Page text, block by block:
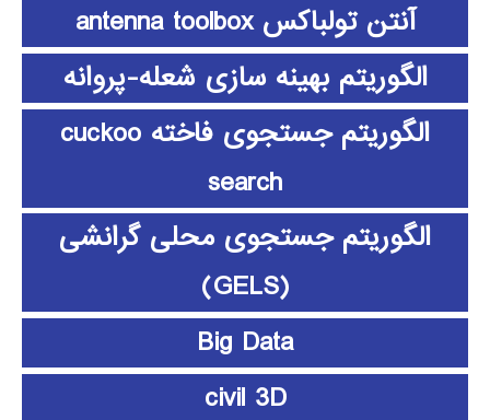
آنتن تولباکس antenna toolbox
الگوریتم بهینه سازی شعله-پروانه
الگوریتم جستجوی فاخته cuckoo
search
الگوریتم جستجوی محلی گرانشی
(GELS)
Big Data
civil 3D